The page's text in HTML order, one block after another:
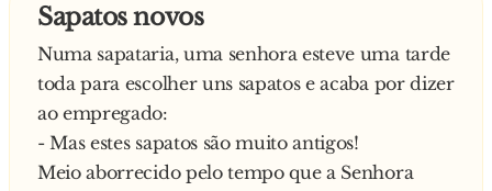
tropeço e parto uma perna. Chega ao hospital e,
depois de examinado, avisam-me de que estou
com uma doença incurável. Chego ao emprego,
descubro que tinha sido despedido. Passo por
uma drogaria, compro veneno para acabar com
a minha vida e, quando me preparo para beber,
Sapatos novos
Numa sapataria, uma senhora esteve uma tarde
toda para escolher uns sapatos e acaba por dizer
ao empregado:
- Mas estes sapatos são muito antigos!
Meio aborrecido pelo tempo que a Senhora